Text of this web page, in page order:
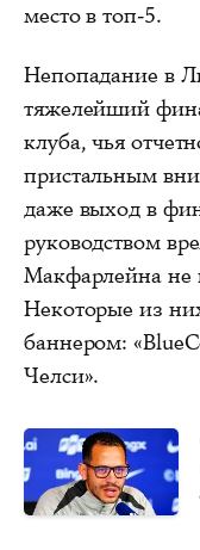
место в топ-5.
Непопадание в
тяжелейший
клуба, чья
пристальным
даже выход в
руководством
Макфарлейна не
Некоторые из
баннером:
Челси».